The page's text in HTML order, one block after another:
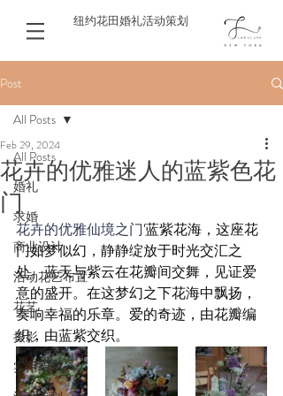
纽约花田婚礼活动策划
Post
All Posts
婚礼
求婚
商业设计
活动花艺布置
花艺
摄影
实用指南
All Posts
花卉的优雅迷人的蓝紫色花
门
Feb 29, 2024
花卉的优雅仙境之门'蓝紫花海，这座花
门如梦似幻，静静绽放于时光交汇之
处。蓝天与紫云在花瓣间交舞，见证爱
意的盛开。在这梦幻之下花海中飘扬，
奏响幸福的乐章。爱的奇迹，由花瓣编
织，由蓝紫交织。